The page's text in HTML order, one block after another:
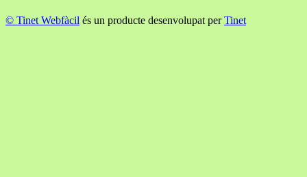
© Tinet Webfàcil és un producte desenvolupat perTinet